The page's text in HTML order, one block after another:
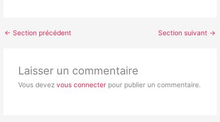
← Section précédent Section suivant →
Laisser un commentaire
Vous devez vous connecterpour publier un commentaire.